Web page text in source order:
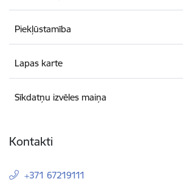
Piekļūstamība
Lapas karte
Sīkdatņu izvēles maiņa
Kontakti
+371 67219111